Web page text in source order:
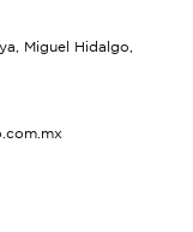
Miguel Hidalgo,